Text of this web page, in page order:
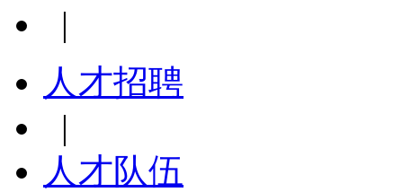
|
人才招聘
|
人才队伍